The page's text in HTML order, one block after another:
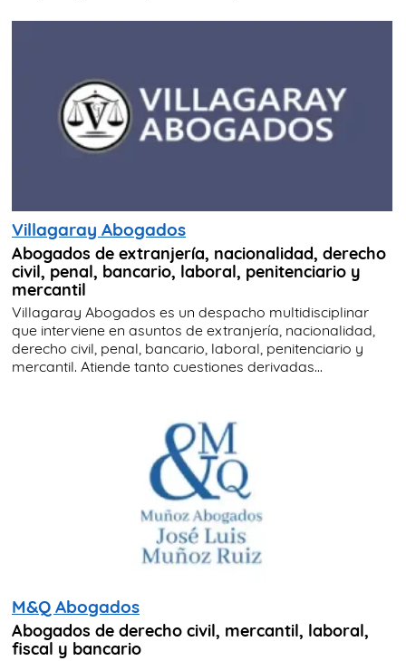
Villagaray Abogados
Abogados de extranjería, nacionalidad, derecho
civil, penal, bancario, laboral, penitenciario y
mercantil
Villagaray Abogados es un despacho multidisciplinar
que interviene en asuntos de extranjería, nacionalidad,
derecho civil, penal, bancario, laboral, penitenciario y
mercantil. Atiende tanto cuestiones derivadas...
M&Q Abogados
Abogados de derecho civil, mercantil, laboral,
fiscal y bancario